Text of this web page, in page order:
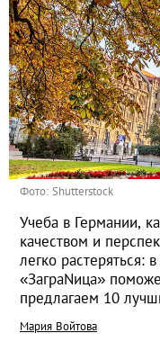
Фото: Shutterstock
Учеба в Германии,
качеством и
легко растеряться:
«ЗаграNица»
предлагаем 10
Мария Войтова